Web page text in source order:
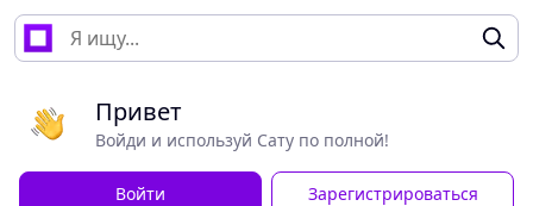
Привет
Войди и используй Сату по полной!
Войти Зарегистрироваться